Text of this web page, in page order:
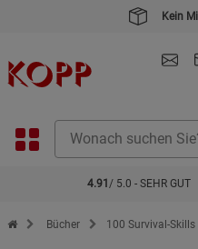
Kein
4.91 / 5.0 - SEHR GUT
Zur Startseite des Kopp Verlag Online-
Bücher 100 Survival-Skills